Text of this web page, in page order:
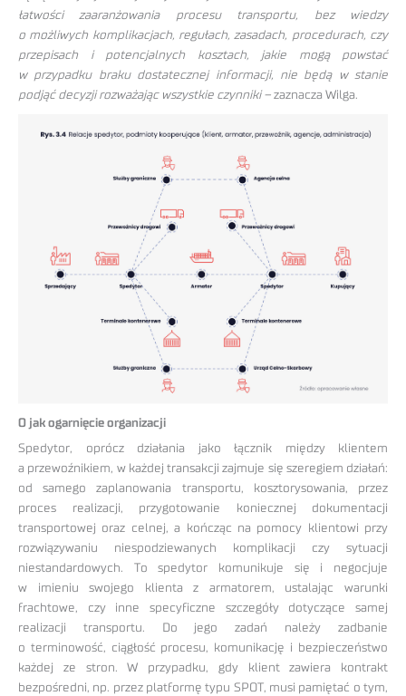
łatwości zaaranżowania procesu transportu, bez wiedzy
o możliwych komplikacjach, regułach, zasadach, procedurach, czy
przepisach i potencjalnych kosztach, jakie mogą powstać
w przypadku braku dostatecznej informacji, nie będą w stanie
podjąć decyzji rozważając wszystkie czynniki – zaznacza Wilga.
O jak ogarnięcie organizacji
Spedytor, oprócz działania jako łącznik między klientem
a przewoźnikiem, w każdej transakcji zajmuje się szeregiem działań:
od samego zaplanowania transportu, kosztorysowania, przez
proces realizacji, przygotowanie koniecznej dokumentacji
transportowej oraz celnej, a kończąc na pomocy klientowi przy
rozwiązywaniu niespodziewanych komplikacji czy sytuacji
niestandardowych. To spedytor komunikuje się i negocjuje
w imieniu swojego klienta z armatorem, ustalając warunki
frachtowe, czy inne specyficzne szczegóły dotyczące samej
realizacji transportu. Do jego zadań należy zadbanie
o terminowość, ciągłość procesu, komunikację i bezpieczeństwo
każdej ze stron. W przypadku, gdy klient zawiera kontrakt
bezpośredni, np. przez platformę typu SPOT, musi pamiętać o tym,